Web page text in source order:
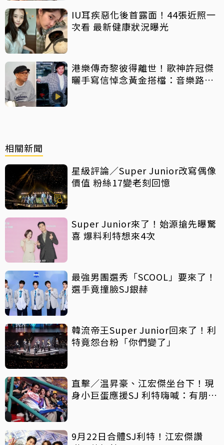
IU耳疾惡化後首露面！44張近照一
次看 最新健康狀況曝光
港樂傳奇黎彼得離世！歌神許冠傑
曬手寫信悼念黃金搭檔：音樂路上
相關新聞
星級評論／Super Junior改寫偶像
價值 粉絲17變老刻回憶
Super Junior來了！始源搶先曝驚
喜 爆料利特想來4次
最強男團選秀「SCOOL」要來了！
選手竟撞臉SJ銀赫
韓流帝王Super Junior回來了！利
特竟怨台粉「你們變了」
直擊／温昇豪、江宏傑坐台下！現
身小巨蛋應援SJ 利特嗨喊：有朋友
9月22日合體SJ利特！江宏傑讚